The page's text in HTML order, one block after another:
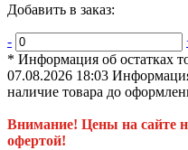
Добавить в заказ:
-
* Информация об остатках
07.08.2026 18:03
наличие товара до
Внимание! Цены на сайте
офертой!